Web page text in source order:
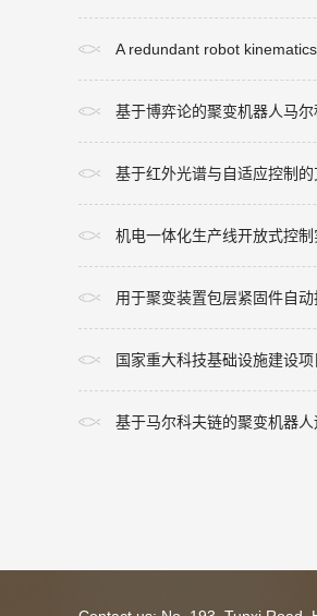
A redundant robot
基于博弈论的聚变机器人马
基于红外光谱与自适应控制
机电一体化生产线开放式控制
用于聚变装置包层紧固件自
国家重大科技基础设施建设项
基于马尔科夫链的聚变机器